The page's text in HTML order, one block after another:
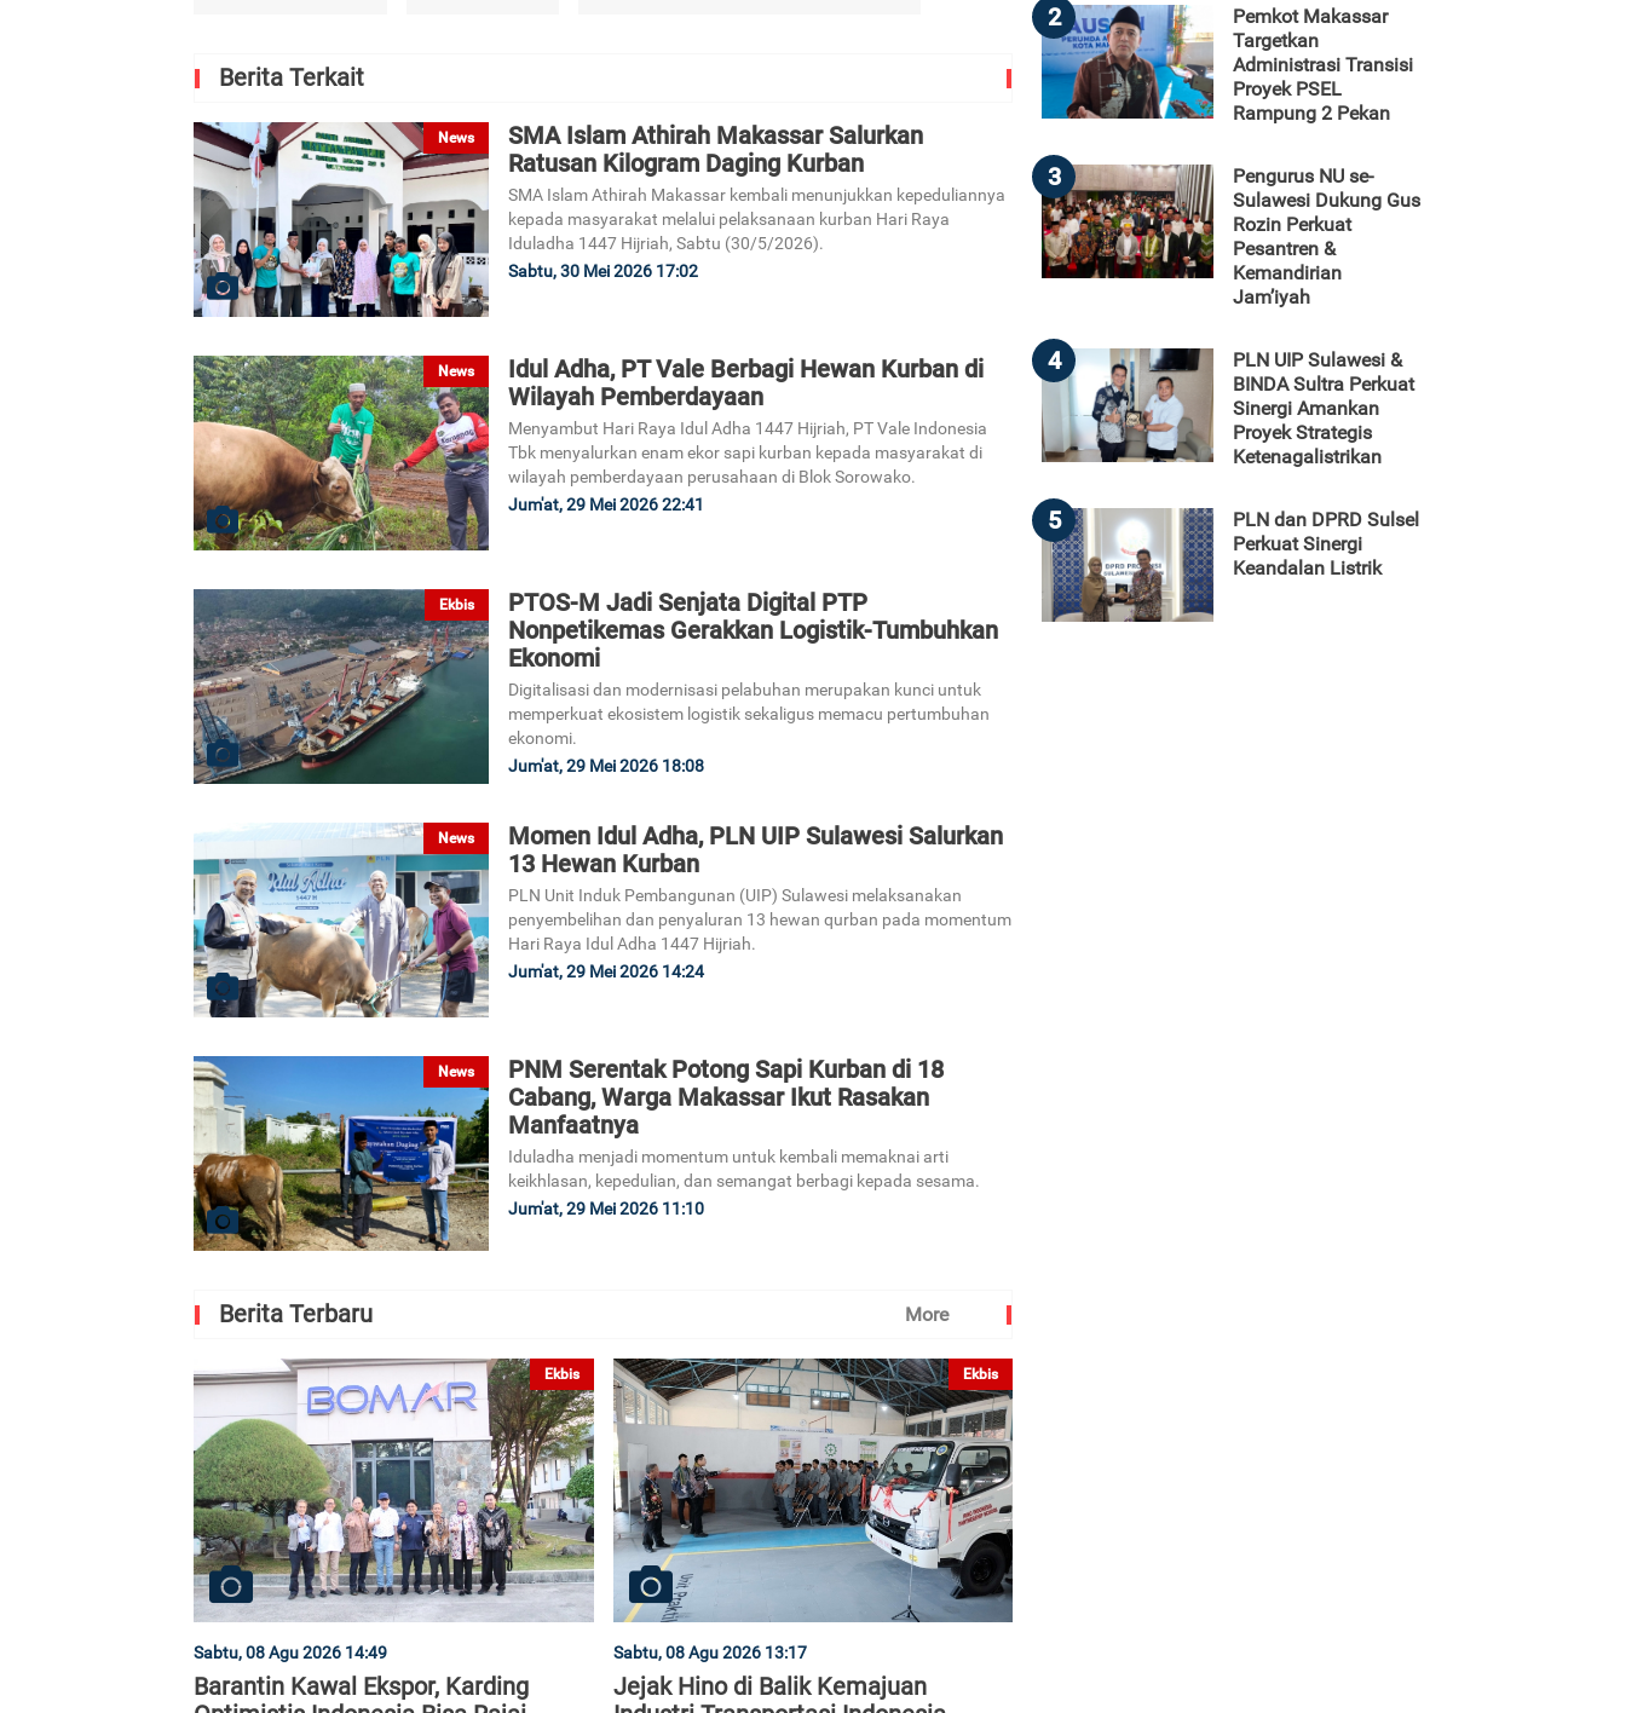
Berita Terkait
News
SMA Islam Athirah Makassar Salurkan
Ratusan Kilogram Daging Kurban
SMA Islam Athirah Makassar kembali menunjukkan kepeduliannya
kepada masyarakat melalui pelaksanaan kurban Hari Raya
Iduladha 1447 Hijriah, Sabtu (30/5/2026).
Sabtu, 30 Mei 2026 17:02
News
Idul Adha, PT Vale Berbagi Hewan Kurban di
Wilayah Pemberdayaan
Menyambut Hari Raya Idul Adha 1447 Hijriah, PT Vale Indonesia
Tbk menyalurkan enam ekor sapi kurban kepada masyarakat di
wilayah pemberdayaan perusahaan di Blok Sorowako.
Jum'at, 29 Mei 2026 22:41
Ekbis
PTOS-M Jadi Senjata Digital PTP
Nonpetikemas Gerakkan Logistik-Tumbuhkan
Ekonomi
Digitalisasi dan modernisasi pelabuhan merupakan kunci untuk
memperkuat ekosistem logistik sekaligus memacu pertumbuhan
ekonomi.
Jum'at, 29 Mei 2026 18:08
News
Momen Idul Adha, PLN UIP Sulawesi Salurkan
13 Hewan Kurban
PLN Unit Induk Pembangunan (UIP) Sulawesi melaksanakan
penyembelihan dan penyaluran 13 hewan qurban pada momentum
Hari Raya Idul Adha 1447 Hijriah.
Jum'at, 29 Mei 2026 14:24
News
PNM Serentak Potong Sapi Kurban di 18
Cabang, Warga Makassar Ikut Rasakan
Manfaatnya
Iduladha menjadi momentum untuk kembali memaknai arti
keikhlasan, kepedulian, dan semangat berbagi kepada sesama.
Jum'at, 29 Mei 2026 11:10
Berita Terbaru More
Ekbis
Sabtu, 08 Agu 2026 14:49
Barantin Kawal Ekspor, Karding
Ekbis
Sabtu, 08 Agu 2026 13:17
Jejak Hino di Balik Kemajuan
2
Pemkot Makassar
Targetkan
Administrasi Transisi
Proyek PSEL
Rampung 2 Pekan
3
Pengurus NU se-
Sulawesi Dukung Gus
Rozin Perkuat
Pesantren &
Kemandirian
Jam’iyah
4
PLN UIP Sulawesi &
BINDA Sultra Perkuat
Sinergi Amankan
Proyek Strategis
Ketenagalistrikan
5
PLN dan DPRD Sulsel
Perkuat Sinergi
Keandalan Listrik